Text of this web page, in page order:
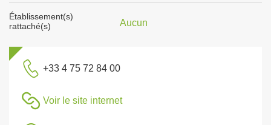
Établissement(s)
rattaché(s)
Aucun
+33 4 75 72 84 00
Voir le site internet